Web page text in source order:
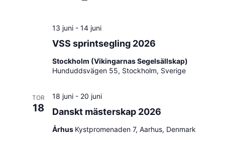
VSS sprintsegling 2026
13 juni- 14 juni
Stockholm (Vikingarnas Segelsällskap)
Hunduddsvägen 55, Stockholm, Sverige
TOR
18 Danskt mästerskap 2026
18 juni- 20 juni
Århus Kystpromenaden 7, Aarhus, Denmark